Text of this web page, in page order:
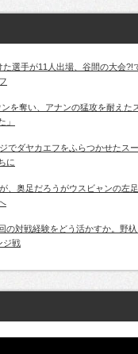
た選手が11人出場、谷間の大会?!
ンを奪い、アナンの猛攻を耐えた
」
でダヤカエフをふらつかせたス
に
、奥足だろうがウスビャンの左
の対戦経験をどう活かすか。野
ジ戦